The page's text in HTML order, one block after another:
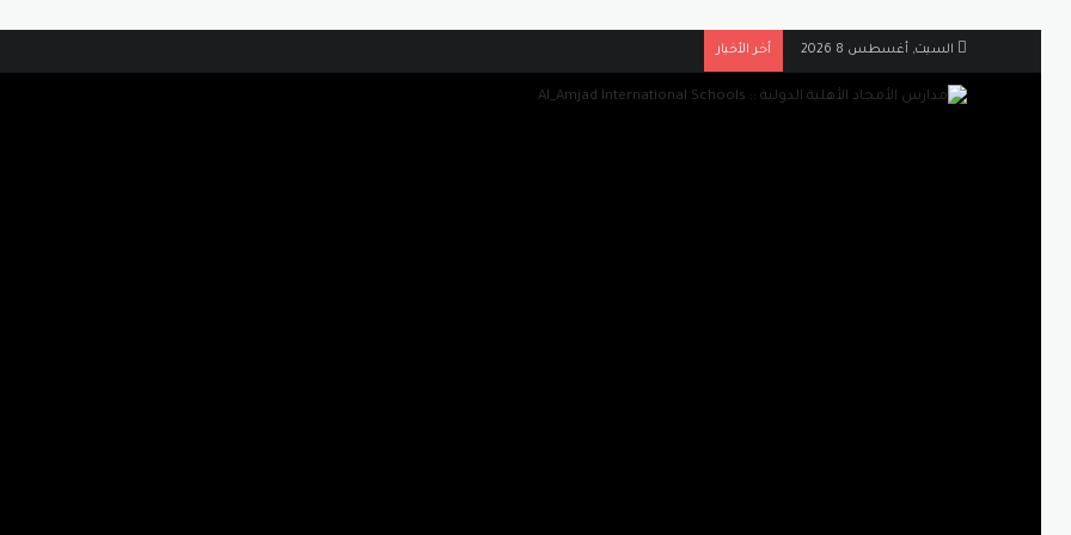
السبت, أغسطس 8 2026 أخر الأخبار